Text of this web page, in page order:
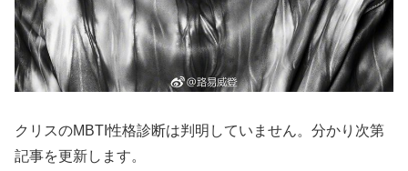
クリスのMBTI性格診断は判明していません。分かり次第
記事を更新します。